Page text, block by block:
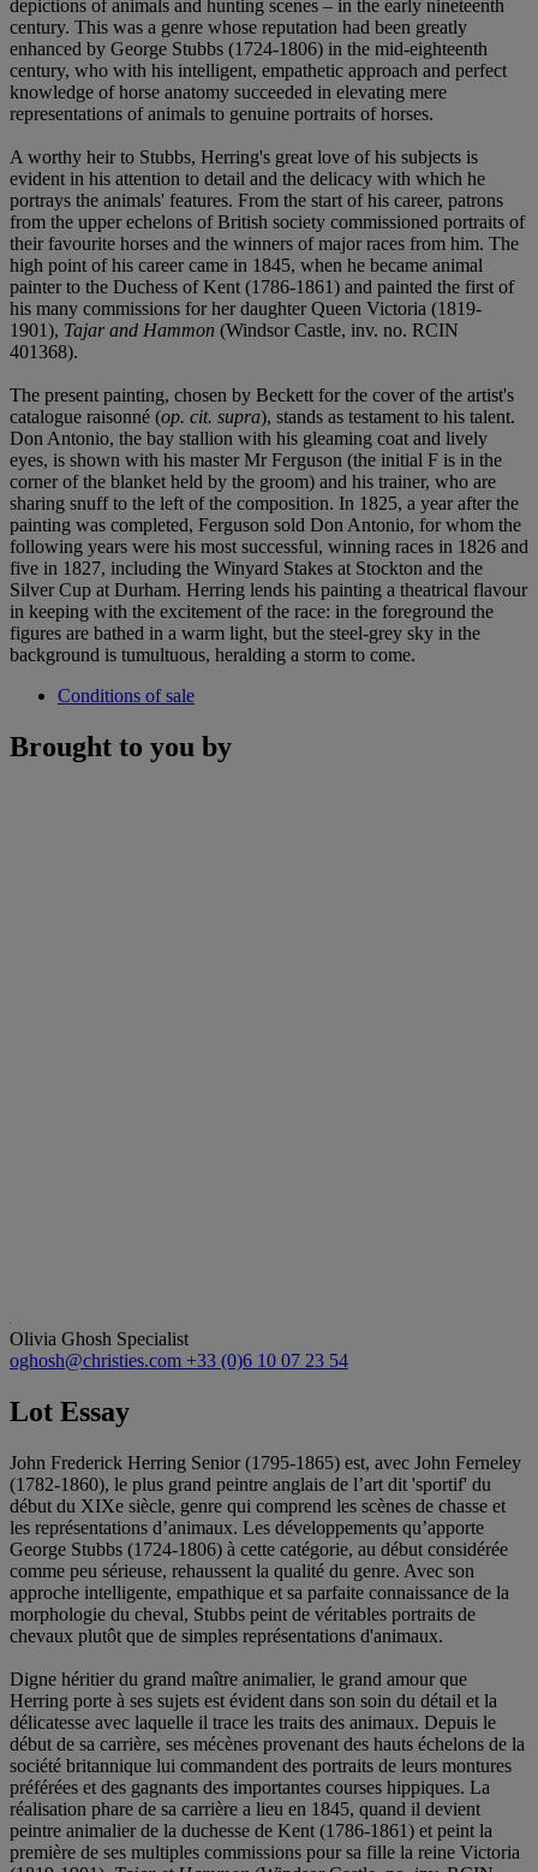
depictions of animals and hunting scenes – in the early nineteenth
century. This was a genre whose reputation had been greatly
enhanced by George Stubbs (1724-1806) in the mid-eighteenth
century, who with his intelligent, empathetic approach and perfect
knowledge of horse anatomy succeeded in elevating mere
representations of animals to genuine portraits of horses.
A worthy heir to Stubbs, Herring's great love of his subjects is
evident in his attention to detail and the delicacy with which he
portrays the animals' features. From the start of his career, patrons
from the upper echelons of British society commissioned portraits of
their favourite horses and the winners of major races from him. The
high point of his career came in 1845, when he became animal
painter to the Duchess of Kent (1786-1861) and painted the first of
his many commissions for her daughter Queen Victoria (1819-
1901), Tajar and Hammon (Windsor Castle, inv. no. RCIN
401368).
The present painting, chosen by Beckett for the cover of the artist's
catalogue raisonné (op. cit. supra), stands as testament to his talent.
Don Antonio, the bay stallion with his gleaming coat and lively
eyes, is shown with his master Mr Ferguson (the initial F is in the
corner of the blanket held by the groom) and his trainer, who are
sharing snuff to the left of the composition. In 1825, a year after the
painting was completed, Ferguson sold Don Antonio, for whom the
following years were his most successful, winning races in 1826 and
five in 1827, including the Winyard Stakes at Stockton and the
Silver Cup at Durham. Herring lends his painting a theatrical flavour
in keeping with the excitement of the race: in the foreground the
figures are bathed in a warm light, but the steel-grey sky in the
background is tumultuous, heralding a storm to come.
Conditions of sale
Brought to you by
Olivia Ghosh Specialist
oghosh@christies.com +33 (0)6 10 07 23 54
Lot Essay
John Frederick Herring Senior (1795-1865) est, avec John Ferneley
(1782-1860), le plus grand peintre anglais de l’art dit 'sportif' du
début du XIXe siècle, genre qui comprend les scènes de chasse et
les représentations d’animaux. Les développements qu’apporte
George Stubbs (1724-1806) à cette catégorie, au début considérée
comme peu sérieuse, rehaussent la qualité du genre. Avec son
approche intelligente, empathique et sa parfaite connaissance de la
morphologie du cheval, Stubbs peint de véritables portraits de
chevaux plutôt que de simples représentations d'animaux.
Digne héritier du grand maître animalier, le grand amour que
Herring porte à ses sujets est évident dans son soin du détail et la
délicatesse avec laquelle il trace les traits des animaux. Depuis le
début de sa carrière, ses mécènes provenant des hauts échelons de la
société britannique lui commandent des portraits de leurs montures
préférées et des gagnants des importantes courses hippiques. La
réalisation phare de sa carrière a lieu en 1845, quand il devient
peintre animalier de la duchesse de Kent (1786-1861) et peint la
première de ses multiples commissions pour sa fille la reine Victoria